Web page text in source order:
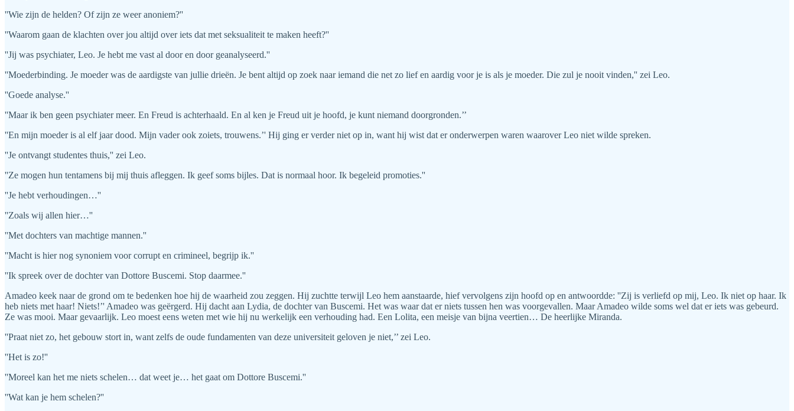
''Wie zijn de helden? Of zijn ze weer anoniem?''
''Waarom gaan de klachten over jou altijd over iets dat met seksualiteit te maken heeft?''
''Jij was psychiater, Leo. Je hebt me vast al door en door geanalyseerd.''
''Moederbinding. Je moeder was de aardigste van jullie drieën. Je bent altijd op zoek naar iemand die net zo lief en aardig voor je is als je moeder. Die zul je nooit vinden,'' zei Leo.
''Goede analyse.''
''Maar ik ben geen psychiater meer. En Freud is achterhaald. En al ken je Freud uit je hoofd, je kunt niemand doorgronden.’’
''En mijn moeder is al elf jaar dood. Mijn vader ook zoiets, trouwens.’' Hij ging er verder niet op in, want hij wist dat er onderwerpen waren waarover Leo niet wilde spreken.
''Je ontvangt studentes thuis,'' zei Leo.
''Ze mogen hun tentamens bij mij thuis afleggen. Ik geef soms bijles. Dat is normaal hoor. Ik begeleid promoties.''
''Je hebt verhoudingen…''
''Zoals wij allen hier…''
''Met dochters van machtige mannen.''
''Macht is hier nog synoniem voor corrupt en crimineel, begrijp ik.''
''Ik spreek over de dochter van Dottore Buscemi. Stop daarmee.''
Amadeo keek naar de grond om te bedenken hoe hij de waarheid zou zeggen. Hij zuchtte terwijl Leo hem aanstaarde, hief vervolgens zijn hoofd op en antwoordde: ''Zij is verliefd op mij, Leo. Ik niet op haar. Ik
heb niets met haar! Niets!’' Amadeo was geërgerd. Hij dacht aan Lydia, de dochter van Buscemi. Het was waar dat er niets tussen hen was voorgevallen. Maar Amadeo wilde soms wel dat er iets was gebeurd.
Ze was mooi. Maar gevaarlijk. Leo moest eens weten met wie hij nu werkelijk een verhouding had. Een Lolita, een meisje van bijna veertien… De heerlijke Miranda.
''Praat niet zo, het gebouw stort in, want zelfs de oude fundamenten van deze universiteit geloven je niet,’’ zei Leo.
''Het is zo!''
''Moreel kan het me niets schelen… dat weet je… het gaat om Dottore Buscemi.''
''Wat kan je hem schelen?''